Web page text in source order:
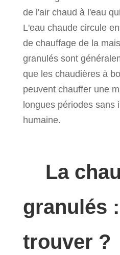
de l'air chaud à l'eau
L'eau chaude circule
de chauffage de la
granulés sont
que les chaudières à
peuvent chauffer une
longues périodes sans
humaine.
La
granulés
trouver ?